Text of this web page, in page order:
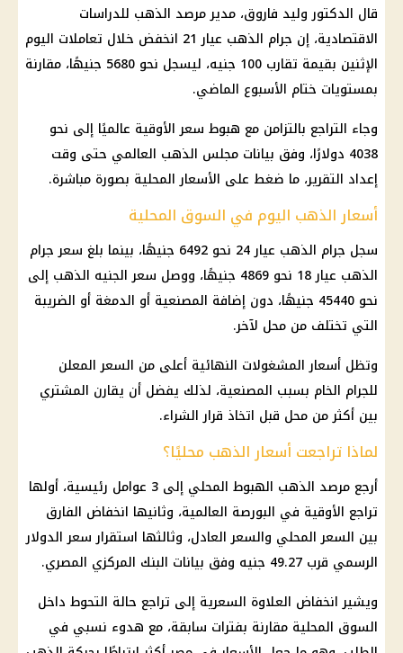
قال الدكتور وليد فاروق، مدير مرصد الذهب للدراسات
الاقتصادية، إن جرام الذهب عيار 21 انخفض خلال تعاملات اليوم
الإثنين بقيمة تقارب 100 جنيه، ليسجل نحو 5680 جنيهًا، مقارنة
بمستويات ختام الأسبوع الماضي.
وجاء التراجع بالتزامن مع هبوط سعر الأوقية عالميًا إلى نحو
4038 دولارًا، وفق بيانات مجلس الذهب العالمي حتى وقت
إعداد التقرير، ما ضغط على الأسعار المحلية بصورة مباشرة.
أسعار الذهب اليوم في السوق المحلية
سجل جرام الذهب عيار 24 نحو 6492 جنيهًا، بينما بلغ سعر جرام
الذهب عيار 18 نحو 4869 جنيهًا، ووصل سعر الجنيه الذهب إلى
نحو 45440 جنيهًا، دون إضافة المصنعية أو الدمغة أو الضريبة
التي تختلف من محل لآخر.
وتظل أسعار المشغولات النهائية أعلى من السعر المعلن
للجرام الخام بسبب المصنعية، لذلك يفضل أن يقارن المشتري
بين أكثر من محل قبل اتخاذ قرار الشراء.
لماذا تراجعت أسعار الذهب محليًا؟
أرجع مرصد الذهب الهبوط المحلي إلى 3 عوامل رئيسية، أولها
تراجع الأوقية في البورصة العالمية، وثانيها انخفاض الفارق
بين السعر المحلي والسعر العادل، وثالثها استقرار سعر الدولار
الرسمي قرب 49.27 جنيه وفق بيانات البنك المركزي المصري.
ويشير انخفاض العلاوة السعرية إلى تراجع حالة التحوط داخل
السوق المحلية مقارنة بفترات سابقة، مع هدوء نسبي في